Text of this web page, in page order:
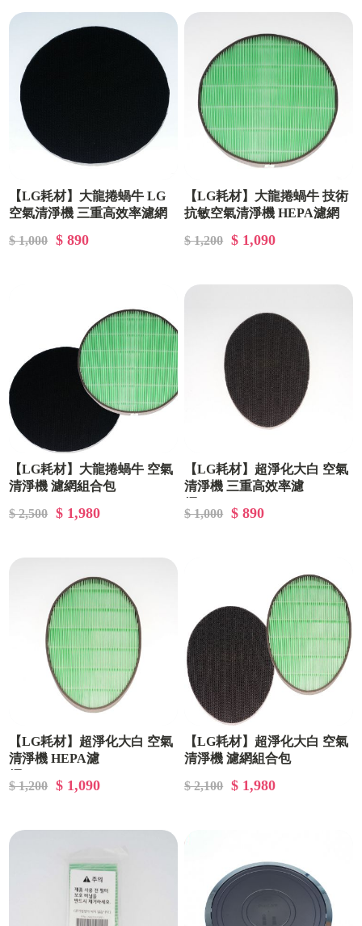
【LG耗材】大龍捲蝸牛 LG
空氣清淨機 三重高效率濾網
$ 1,000
$ 890
【LG耗材】大龍捲蝸牛 技術
抗敏空氣清淨機 HEPA濾網
$ 1,200
$ 1,090
【LG耗材】大龍捲蝸牛 空氣
清淨機 濾網組合包
$ 2,500
$ 1,980
【LG耗材】超淨化大白 空氣
清淨機 三重高效率濾
$ 1,000 $ 890
【LG耗材】超淨化大白 空氣
清淨機 HEPA濾
$ 1,200 $ 1,090
【LG耗材】超淨化大白 空氣
清淨機 濾網組合包
$ 2,100
$ 1,980